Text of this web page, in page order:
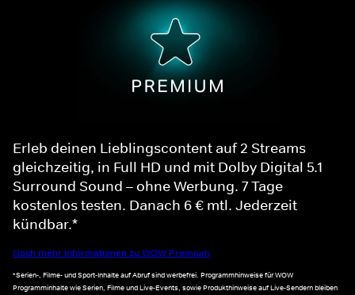
Erleb deinen Lieblingscontent auf 2 Streams
gleichzeitig, in Full HD und mit Dolby Digital 5.1
Surround Sound – ohne Werbung. 7 Tage
kostenlos testen. Danach 6 € mtl. Jederzeit
kündbar.*
Noch mehr Informationen zu WOW Premium
*Serien-, Filme- und Sport-Inhalte auf Abruf sind werbefrei. Programmhinweise für WOW
Programminhalte wie Serien, Filme und Live-Events, sowie Produkthinweise auf Live-Sendern bleiben